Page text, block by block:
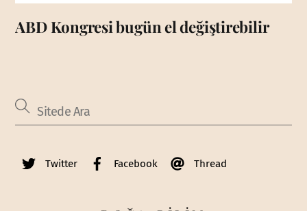
ABD Kongresi bugün el değiştirebilir
Twitter Facebook Thread